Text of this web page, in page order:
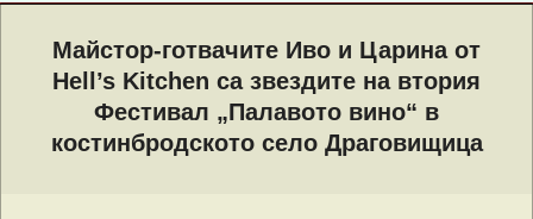
NavigationМайстор-готвачите Иво и Царина от
Hell’s Kitchen са звездите на втория
Фестивал „Палавото вино“ в
костинбродското село Драговищица